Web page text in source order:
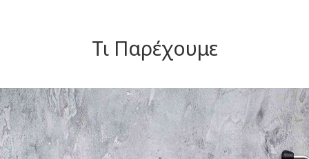
Τι Παρέχουμε